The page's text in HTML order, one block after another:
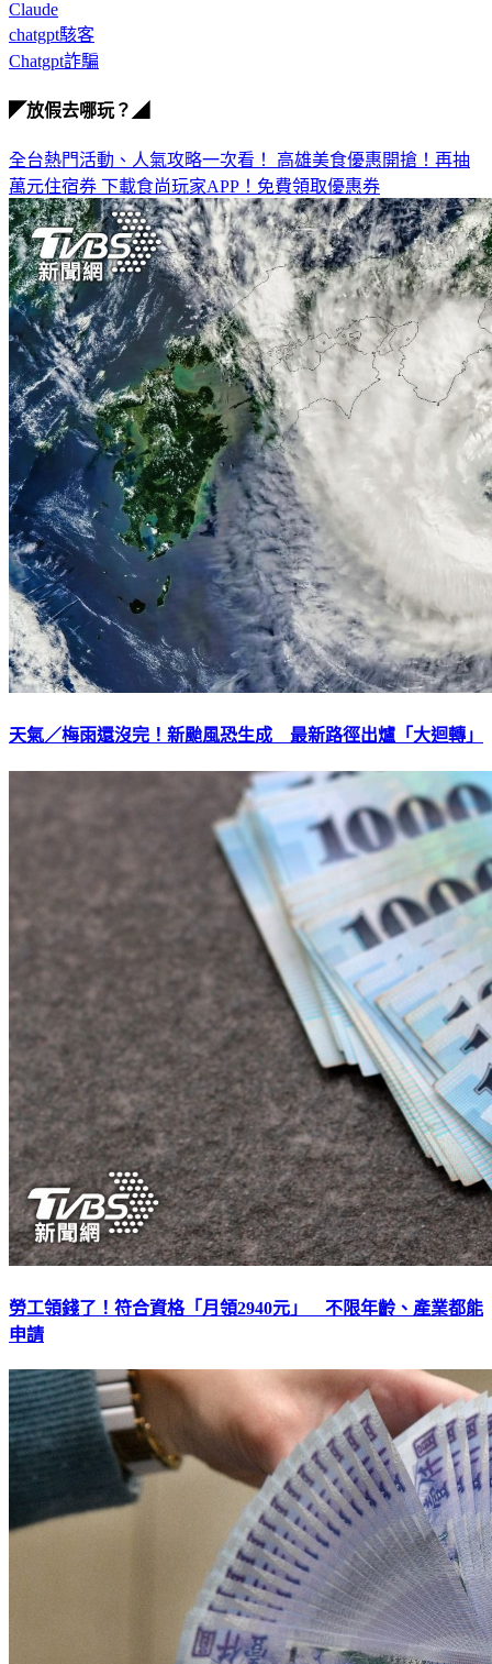
Claude
chatgpt駭客
Chatgpt詐騙
◤放假去哪玩？◢
全台熱門活動、人氣攻略一次看！ 高雄美食優惠開搶！再抽
萬元住宿券 下載食尚玩家APP！免費領取優惠券
天氣／梅雨還沒完！新颱風恐生成 最新路徑出爐「大迴轉」
勞工領錢了！符合資格「月領2940元」 不限年齡、產業都能
申請